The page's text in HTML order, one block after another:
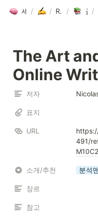
세컨드 브레인 그룹 위키/ 글쓰기방
/ Resources / 글쓰기방 도서 목록
/
The Art
Online
저자
표지
URL
491/
소개/추천 분석맨
장르
참고